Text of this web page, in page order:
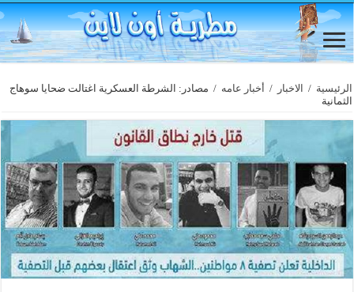
الرئيسية / الاخبار / أخبار عامه / مصادر: الشرطة العسكرية اغتالت ضحايا سوهاج
الثمانية